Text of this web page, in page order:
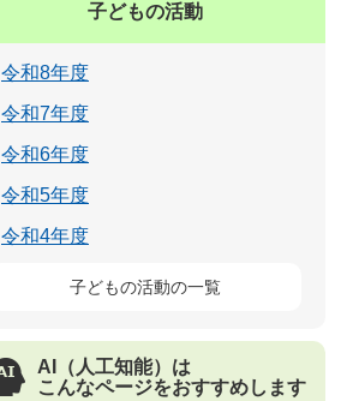
子どもの活動
令和8年度
令和7年度
令和6年度
令和5年度
令和4年度
子どもの活動の一覧
AI（人工知能）は
こんなページをおすすめします